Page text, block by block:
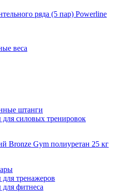
ряда (5 пар) Powerline
веса
штанги
для силовых тренировок
Bronze Gym полиуретан 25 кг
для тренажеров
для фитнеса